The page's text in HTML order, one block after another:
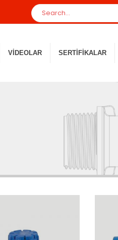
VIDEOLAR SERTIFIKALAR